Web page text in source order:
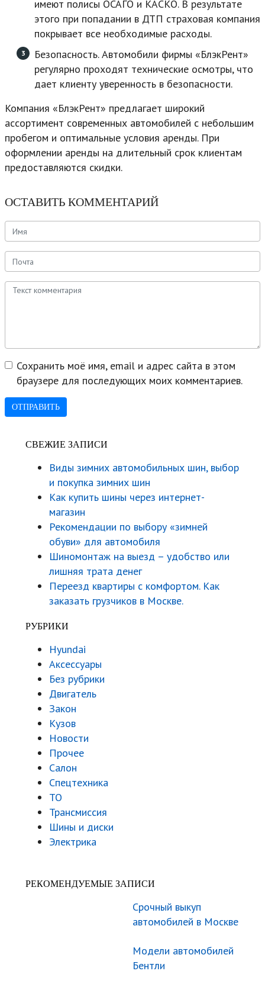
имеют полисы ОСАГО и КАСКО. В результате
этого при попадании в ДТП страховая компания
покрывает все необходимые расходы.
Безопасность. Автомобили фирмы «БлэкРент»
регулярно проходят технические осмотры, что
дает клиенту уверенность в безопасности.
Компания «БлэкРент» предлагает широкий
ассортимент современных автомобилей с небольшим
пробегом и оптимальные условия аренды. При
оформлении аренды на длительный срок клиентам
предоставляются скидки.
ОСТАВИТЬ КОММЕНТАРИЙ
Сохранить моё имя, email и адрес сайта в этом
браузере для последующих моих комментариев.
СВЕЖИЕ ЗАПИСИ
Виды зимних автомобильных шин, выбор
и покупка зимних шин
Как купить шины через интернет-
магазин
Рекомендации по выбору «зимней
обуви» для автомобиля
Шиномонтаж на выезд – удобство или
лишняя трата денег
Переезд квартиры с комфортом. Как
заказать грузчиков в Москве.
РУБРИКИ
Hyundai
Аксессуары
Без рубрики
Двигатель
Закон
Кузов
Новости
Прочее
Салон
Спецтехника
ТО
Трансмиссия
Шины и диски
Электрика
РЕКОМЕНДУЕМЫЕ ЗАПИСИ
Срочный выкуп
автомобилей в Москве
Модели автомобилей
Бентли